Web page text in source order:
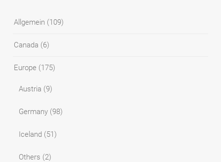
Allgemein (109)
Canada (6)
Europe (175)
Austria (9)
Germany (98)
Iceland (51)
Others (2)